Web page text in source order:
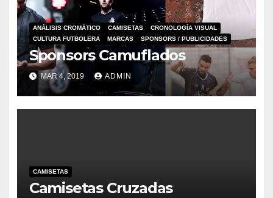
ANÁLISIS CROMÁTICO CAMISETAS
CRONOLOGÍA VISUAL
CULTURA FUTBOLERA
MARCAS SPONSORS / PUBLICIDADES
Sponsors Camuflados
MAR 4, 2019 ADMIN
CAMISETAS
Camisetas Cruzadas